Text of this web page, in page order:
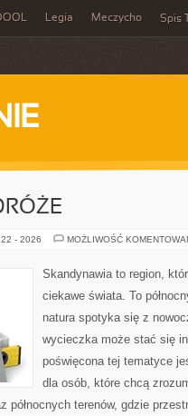
Legia Meczycho Spis
- 2026 MOŻLIWOŚĆ
Skandynawia to region,
ciekawe świata. To
natura spotyka się z
wycieczka może stać się
poświęcona tej tematyce
dla osób, które chcą
północnych terenów, gdzie